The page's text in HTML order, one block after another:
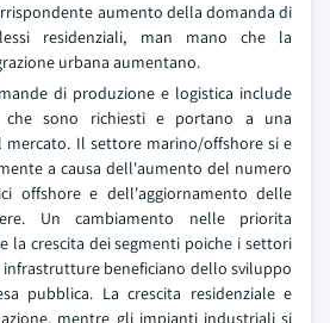
aumento della domanda di
residenziali, man mano che la
urbana aumentano.
di produzione e logistica include
che sono richiesti e portano a una
mercato. Il settore marino/offshore si e
a causa dell'aumento del numero
offshore e dell'aggiornamento delle
Un cambiamento nelle priorita
la crescita dei segmenti poiche i settori
beneficiano dello sviluppo
pubblica. La crescita residenziale e
mentre gli impianti industriali si